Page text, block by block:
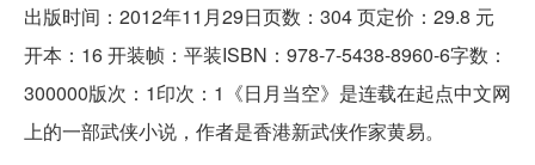
出版时间：2012年11月29日页数：304 页定价：29.8 元
开本：16 开装帧：平装ISBN：978-7-5438-8960-6字数：
300000版次：1印次：1《日月当空》是连载在起点中文网
上的一部武侠小说，作者是香港新武侠作家黄易。